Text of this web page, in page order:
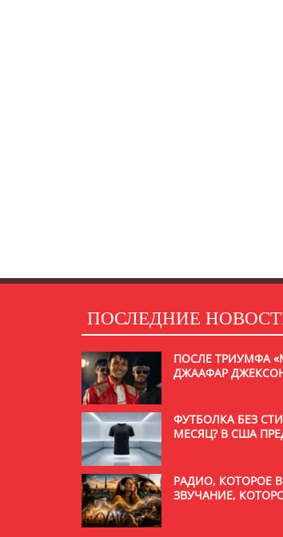
ПОСЛЕДНИЕ
ПОСЛЕ ТРИУМФА
ДЖААФАР
ФУТБОЛКА БЕЗ
МЕСЯЦ? В США
РАДИО, КОТОРОЕ
ЗВУЧАНИЕ,